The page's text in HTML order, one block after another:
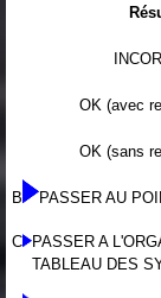
OK (avec
OK (sans
B PASSER AU
C
PASSER A
TABLEAU DES